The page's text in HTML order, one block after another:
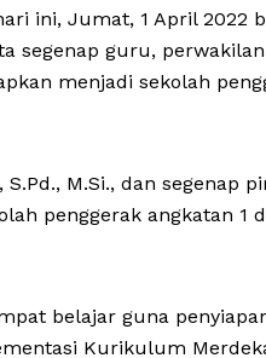
ini, Jumat, 1 April
segenap guru,
menjadi sekolah
S.Pd., M.Si., dan
penggerak angkatan
belajar guna
Kurikulum